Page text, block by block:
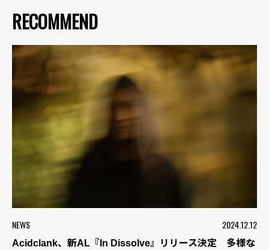
RECOMMEND
NEWS 2024.12.12
Acidclank、新AL『In Dissolve』リリース決定 多様な